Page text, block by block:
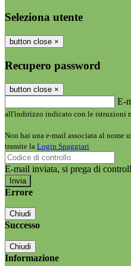
Seleziona utente
button close ×
Recupero password
button close ×
E-
all'indirizzo indicato con le istruzioni
Non hai una e-mail associata al nome
tramite la Login Spaggiari
E-mail inviata, si prega di
Errore
Chiudi
Successo
Chiudi
Informazione